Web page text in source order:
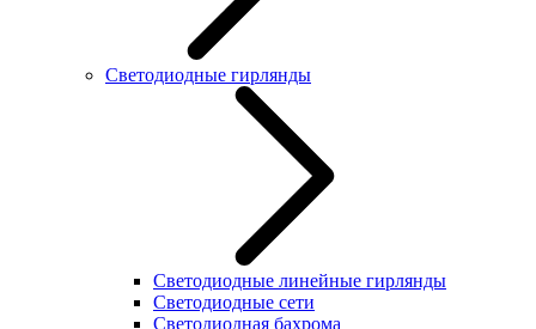
Светодиодные гирлянды
Светодиодные линейные гирлянды
Светодиодные сети
Светодиодная бахрома